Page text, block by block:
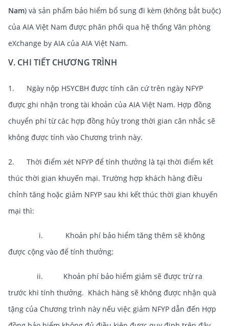
Nam) và sản phẩm bảo hiểm bổ sung đi kèm (không bắt buộc)
của AIA Việt Nam được phân phối qua hệ thống Văn phòng
eXchange by AIA của AIA Việt Nam.
V. CHI TIẾT CHƯƠNG TRÌNH
1. Ngày nộp HSYCBH được tính căn cứ trên ngày NFYP
được ghi nhận trong tài khoản của AIA Việt Nam. Hợp đồng
chuyển phí từ các hợp đồng hủy trong thời gian cân nhắc sẽ
không được tính vào Chương trình này.
2. Thời điểm xét NFYP để tính thưởng là tại thời điểm kết
thúc thời gian khuyến mại. Trường hợp khách hàng điều
chỉnh tăng hoặc giảm NFYP sau khi kết thúc thời gian khuyến
mại thì:
i. Khoản phí bảo hiểm tăng thêm sẽ không
được cộng vào để tính thưởng;
ii. Khoản phí bảo hiểm giảm sẽ được trừ ra
trước khi tính thưởng. Khách hàng sẽ không được nhận quà
tặng của Chương trình này nếu việc giảm NFYP dẫn đến Hợp